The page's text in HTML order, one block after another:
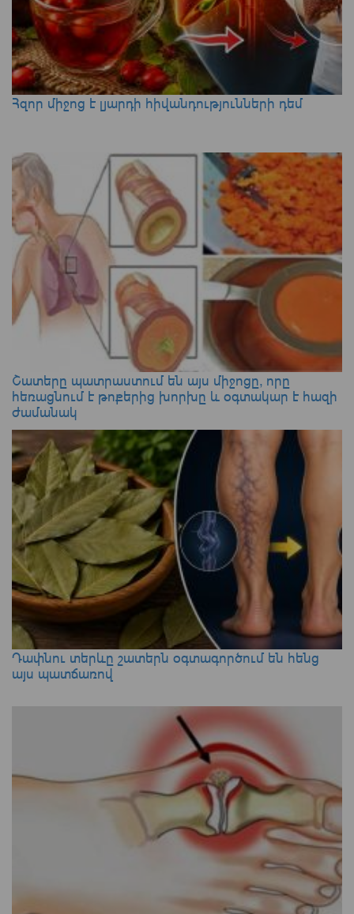
Հզոր միջոց է լյարդի հիվանդությունների դեմ
Շատերը պատրաստում են այս միջոցը, որը
հեռացնում է թոքերից խորխը և օգտակար է հազի
ժամանակ
Դափնու տերևը շատերն օգտագործում են հենց
այս պատճառով